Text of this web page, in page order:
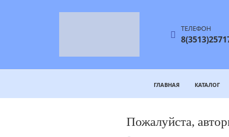
ТЕЛЕФОН
ГЛАВНАЯ КАТАЛОГ
Пожалуйста,